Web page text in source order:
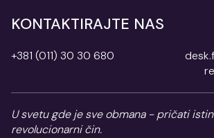
KONTAKTIRAJTE NAS
+381 (011) 30 30 680
U svetu gde je sve obmana - pričati
revolucionarni čin.